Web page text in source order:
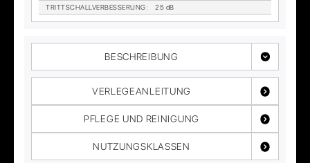
TRITT­SCHALL­VER­BES­SE­RUNG: 25 dB
BESCHREIBUNG
VERLEGEANLEITUNG
PFLEGE UND REINIGUNG
NUTZUNGSKLASSEN